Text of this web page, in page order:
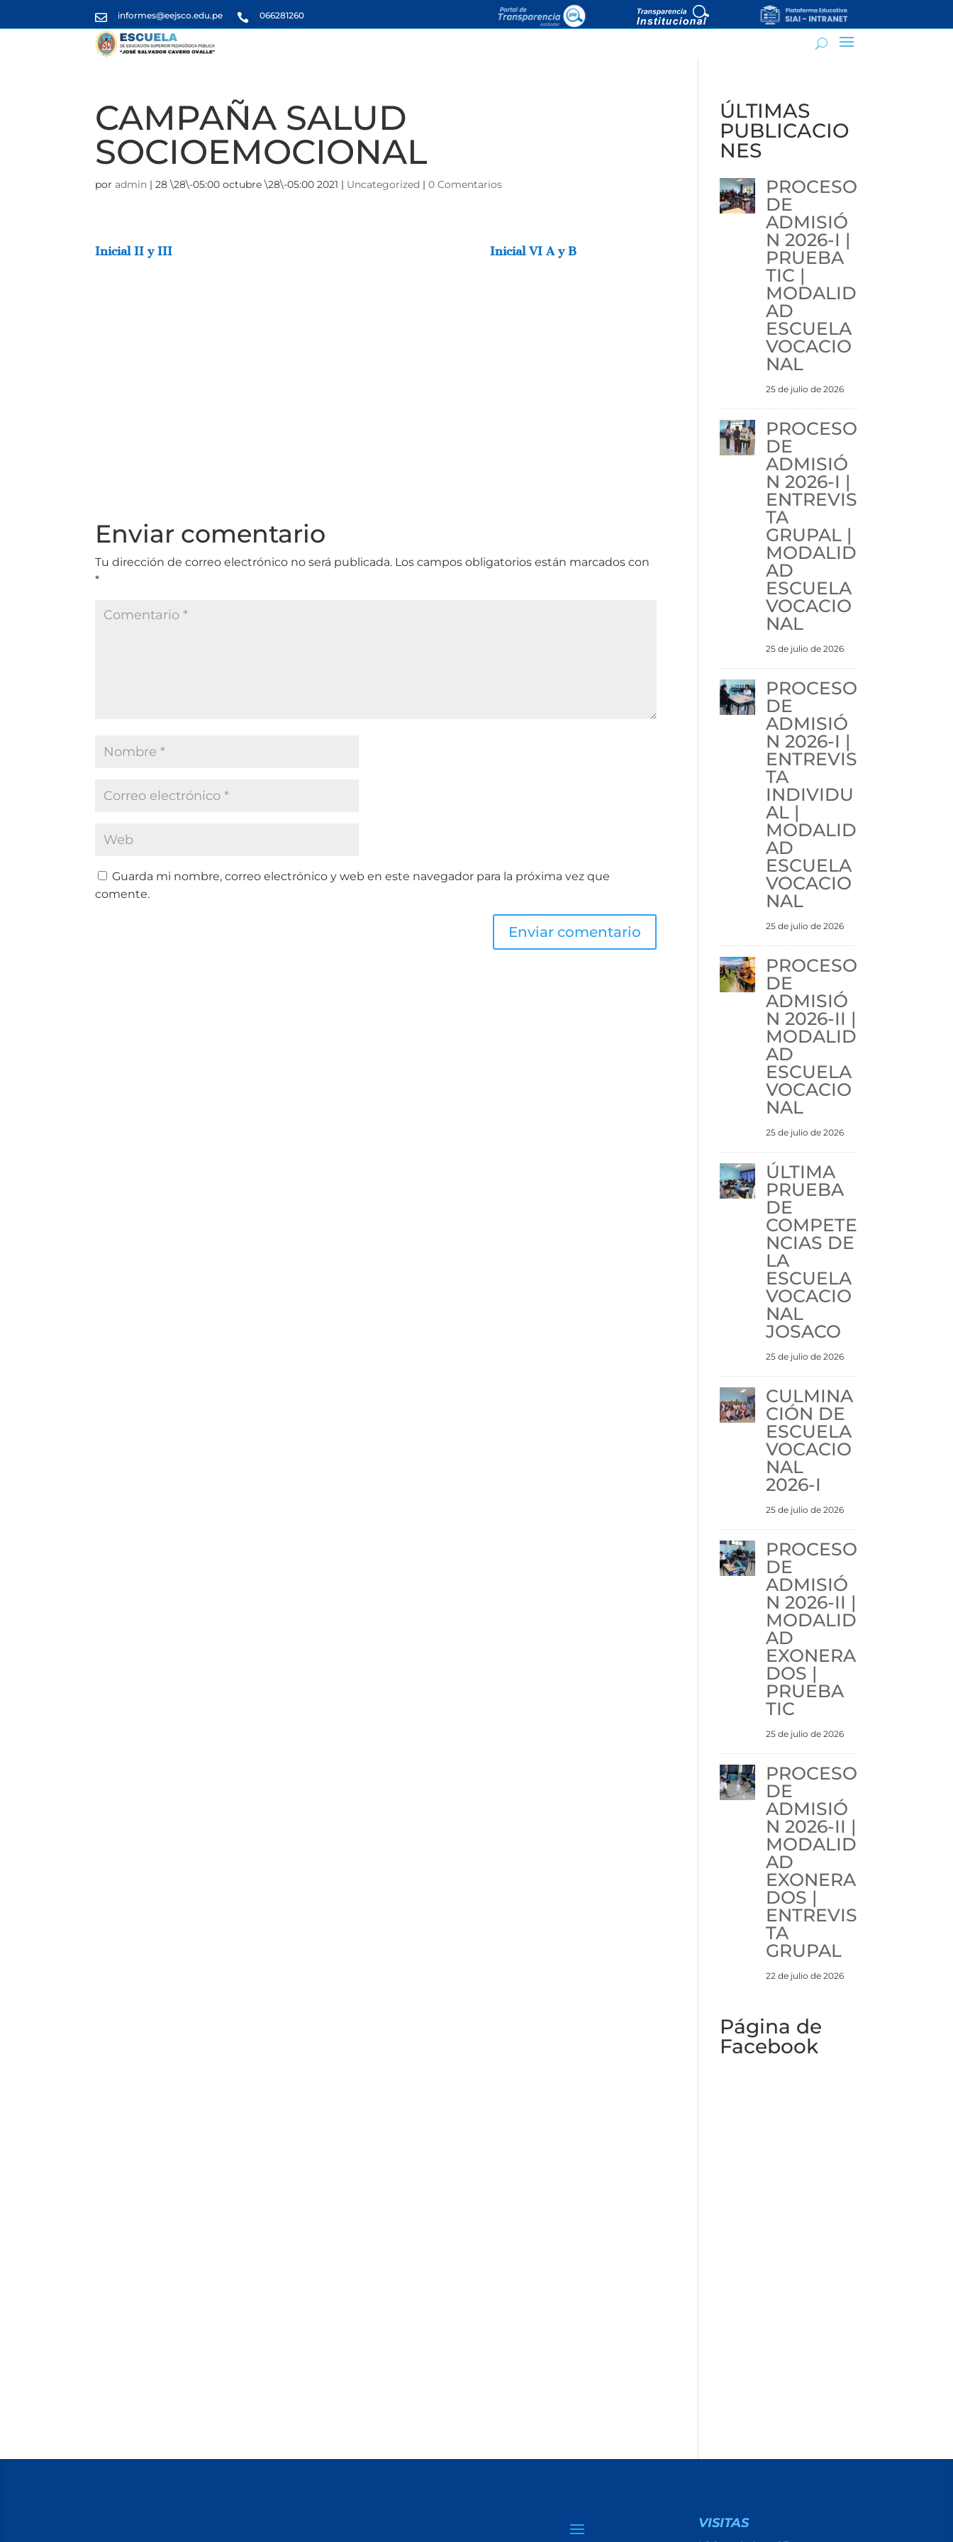
 informes@eejsco.edu.pe  066281260
CAMPAÑA SALUD
SOCIOEMOCIONAL
poradmin |28 \28\-05:00 octubre \28\-05:00 2021 | Uncategorized |0 Comentarios
Inicial II y III Inicial VI A y B
Enviar comentario
Tu dirección de correo electrónico no será publicada. Los campos obligatorios están marcados con
*
Guarda mi nombre, correo electrónico y web en este navegador para la próxima vez que
comente.
ÚLTIMAS
PUBLICACIO
NES
PROCESO
DE
ADMISIÓ
N 2026-I |
PRUEBA
TIC |
MODALID
AD
ESCUELA
VOCACIO
NAL
25 de julio de 2026
PROCESO
DE
ADMISIÓ
N 2026-I |
ENTREVIS
TA
GRUPAL |
MODALID
AD
ESCUELA
VOCACIO
NAL
25 de julio de 2026
PROCESO
DE
ADMISIÓ
N 2026-I |
ENTREVIS
TA
INDIVIDU
AL |
MODALID
AD
ESCUELA
VOCACIO
NAL
25 de julio de 2026
PROCESO
DE
ADMISIÓ
N 2026-II |
MODALID
AD
ESCUELA
VOCACIO
NAL
25 de julio de 2026
ÚLTIMA
PRUEBA
DE
COMPETE
NCIAS DE
LA
ESCUELA
VOCACIO
NAL
JOSACO
25 de julio de 2026
CULMINA
CIÓN DE
ESCUELA
VOCACIO
NAL
2026-I
25 de julio de 2026
PROCESO
DE
ADMISIÓ
N 2026-II |
MODALID
AD
EXONERA
DOS |
PRUEBA
TIC
25 de julio de 2026
PROCESO
DE
ADMISIÓ
N 2026-II |
MODALID
AD
EXONERA
DOS |
ENTREVIS
TA
GRUPAL
22 de julio de 2026
Página de
Facebook
VISITAS